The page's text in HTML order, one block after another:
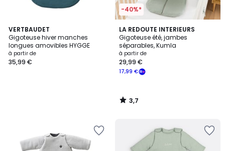
VERTBAUDET
Gigoteuse hiver manches
longues amovibles HYGGE
à partir de
35,99 €
-40%*
LA REDOUTE INTERIEURS
Gigoteuse été, jambes
séparables, Kumla
à partir de
17,99 €
29,99 €
3,7
/ 5
3,7
/